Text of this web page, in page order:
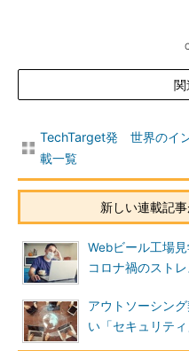
関
TechTarget発 世界のイ
載一覧
新しい連載記
Webビール工場
コロナ禍のスト
アウトソーシン
い「セキュリテ